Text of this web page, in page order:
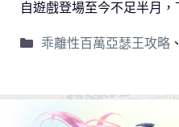
自遊戲登場至今不足半月
乖離性百萬亞瑟王攻略、